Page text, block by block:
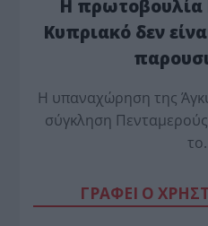
Η πρωτοβουλία
Κυπριακό δεν
Η υπαναχώρηση της
σύγκληση
ΓΡΑΦΕΙ Ο